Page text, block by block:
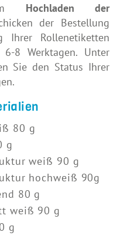
Hochladen der
der Bestellung
Ihrer Rollenetiketten
8 Werktagen. Unter
Sie den Status Ihrer
80 g
g
weiß 90 g
hochweiß 90g
80 g
weiß 90 g
g